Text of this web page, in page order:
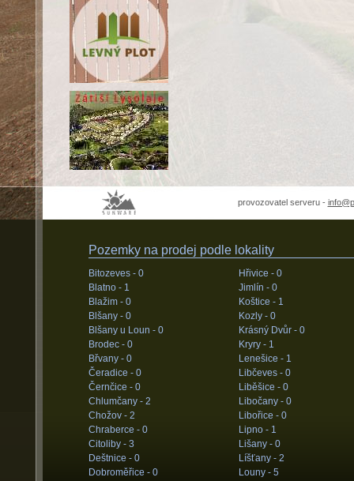
provozovatel serveru -
Pozemky na prodej podle lokality
Bitozeves - 0
Blatno - 1
Blažim - 0
Blšany - 0
Blšany u Loun - 0
Brodec - 0
Břvany - 0
Čeradice - 0
Černčice - 0
Chlumčany - 2
Chožov - 2
Chraberce - 0
Citoliby - 3
Deštnice - 0
Dobroměřice - 0
Hřivice - 0
Jimlín - 0
Koštice - 1
Kozly - 0
Krásný Dvůr - 0
Kryry - 1
Lenešice - 1
Libčeves - 0
Liběšice - 0
Libočany - 0
Libořice - 0
Lipno - 1
Lišany - 0
Líšťany - 2
Louny - 5